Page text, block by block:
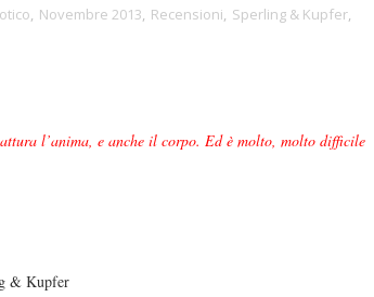
, Novembre 2013, Recensioni, Sperling & Kupfer,
l’anima, e anche il corpo. Ed è molto, molto difficile
& Kupfer